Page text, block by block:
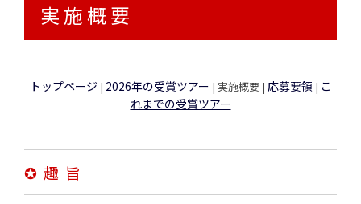
実 施 概 要
トップページ | 2026年の受賞ツアー | 実施概要 | 応募要領 | こ
れまでの受賞ツアー
✪ 趣 旨